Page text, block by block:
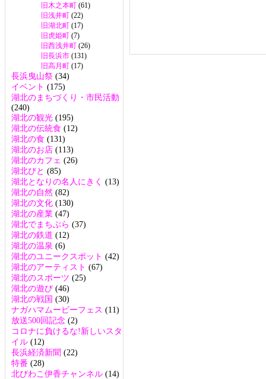
旧木之本町 (61)
旧浅井町 (22)
旧湖北町 (17)
旧虎姫町 (7)
旧西浅井町 (26)
旧長浜市 (131)
旧高月町 (17)
長浜曳山祭 (34)
イベント (175)
湖北のまちづくり・市民活動
(240)
湖北の観光 (195)
湖北の伝統食 (12)
湖北の食 (131)
湖北のお店 (113)
湖北のカフェ (26)
湖北びと (85)
湖北となりの名人にきく (13)
湖北の自然 (82)
湖北の文化 (130)
湖北の産業 (47)
湖北でまちぶら (37)
湖北の鉄道 (12)
湖北の温泉 (6)
湖北のユニークスポット (42)
湖北のアーティスト (67)
湖北のスポーツ (25)
湖北の遊び (46)
湖北の戦国 (30)
ナガハマムービーフェス (11)
放送500回記念 (2)
コロナに負けるな!新しいスタ
イル (12)
長浜経済新聞 (22)
特番 (28)
北びわこ伊香チャンネル (14)